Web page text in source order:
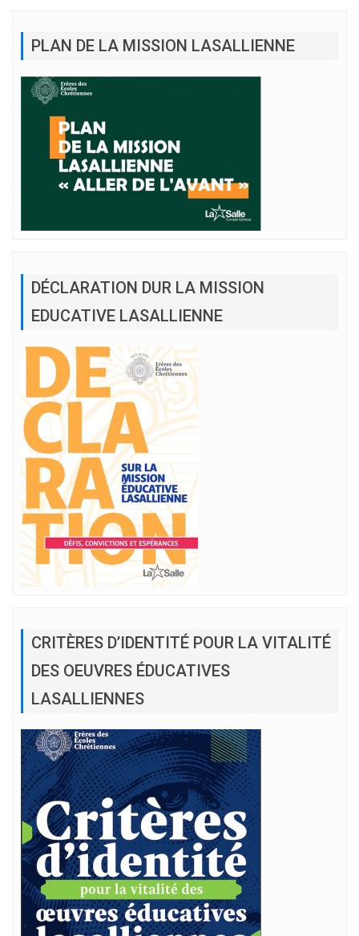
PLAN DE LA MISSION LASALLIENNE
DÉCLARATION DUR LA MISSION
EDUCATIVE LASALLIENNE
CRITÈRES D’IDENTITÉ POUR LA VITALITÉ
DES OEUVRES ÉDUCATIVES
LASALLIENNES